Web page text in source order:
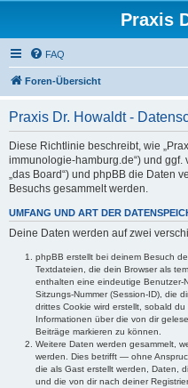
Praxis
FAQ
Foren-Übersicht
Praxis Dr. Howaldt -
Diese Richtlinie beschreibt, wie
immunologie-hamburg.de“) und
„das Board“) und phpBB die Daten
Besuchs gesammelt werden.
UMFANG UND ART DER
Deine Daten werden auf zwei
phpBB erstellt bei deinem Besuch
Textdateien, die dein Browser als
enthalten eine eindeutige Benutzer-
Sitzungs-Nummer (Session-ID), die
drittes Cookie wird erstellt, sobald
Informationen über die von dir
Beiträge markieren zu können.
Weitere Daten werden gesammelt,
werden. Dies betrifft — ohne
die als Gast erstellt werden, Daten,
und die von dir nach deiner